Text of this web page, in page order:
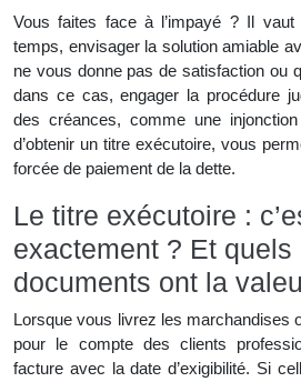
Vous faites face à l’impayé ? Il
temps, envisager la solution amiable
ne vous donne pas de satisfaction ou
dans ce cas, engager la procédure
des créances, comme une
d’obtenir un titre exécutoire, vous
forcée de paiement de la dette.
Le titre exécutoire :
exactement ? Et quels
documents ont la
Lorsque vous livrez les marchandises
pour le compte des clients
facture avec la date d’exigibilité. Si